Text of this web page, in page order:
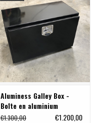
Aluminess Galley Box -
Boîte en aluminium
verrouillable 24" de large
€1.300,00 €1.200,00